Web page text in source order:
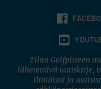
Tilaa Golfpisteen
lähetettävä uutiskirje,
ilmiöistä ja